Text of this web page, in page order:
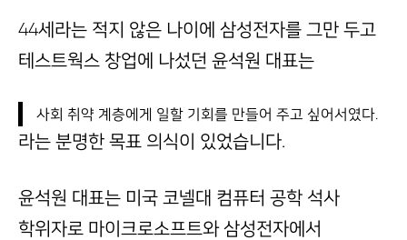
44세라는 적지 않은 나이에 삼성전자를 그만 두고
테스트웍스 창업에 나섰던 윤석원 대표는
사회 취약 계층에게 일할 기회를 만들어 주고 싶어서였다.
라는 분명한 목표 의식이 있었습니다.
윤석원 대표는 미국 코넬대 컴퓨터 공학 석사
학위자로 마이크로소프트와 삼성전자에서